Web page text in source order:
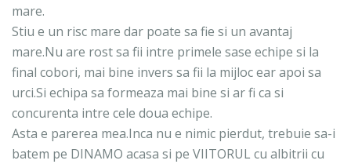
mare.
Stiu e un risc mare dar poate sa fie si un avantaj
mare.Nu are rost sa fii intre primele sase echipe si la
final cobori, mai bine invers sa fii la mijloc ear apoi sa
urci.Si echipa sa formeaza mai bine si ar fi ca si
concurenta intre cele doua echipe.
Asta e parerea mea.Inca nu e nimic pierdut, trebuie sa-i
batem pe DINAMO acasa si pe VIITORUL cu albitrii cu